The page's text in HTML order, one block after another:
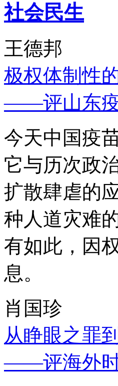
社会民生
王德邦
极权体制性
——评山东
今天中国疫
它与历次政
扩散肆虐的
种人道灾难
有如此，因
息。
肖国珍
从睁眼之罪
——评海外时